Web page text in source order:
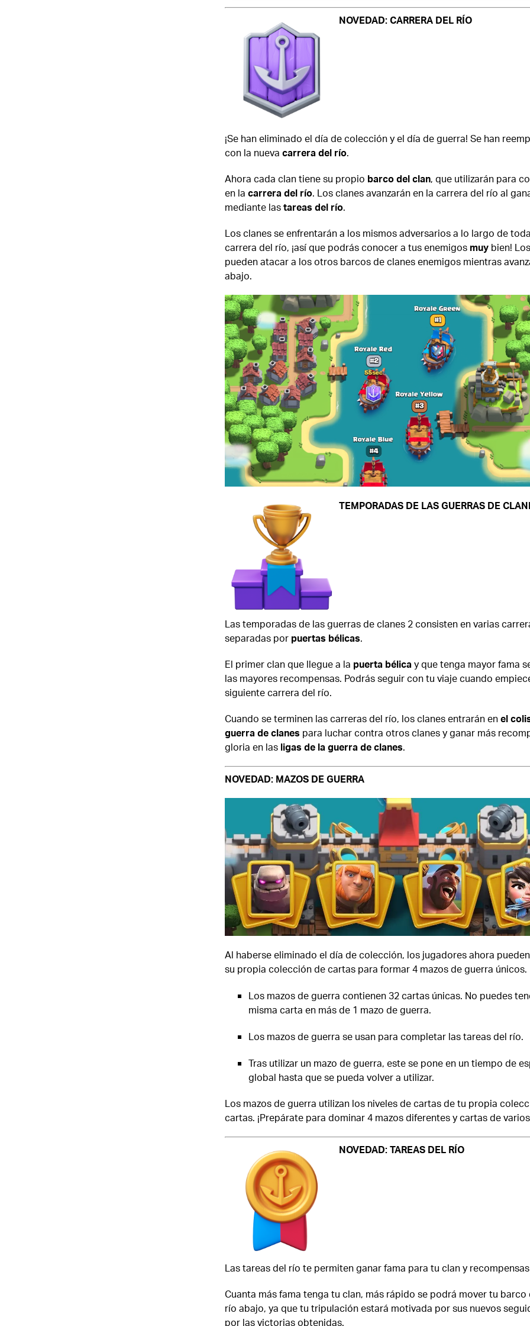
NOVEDAD: CARRERA DEL RÍO
¡Se han eliminado el día de colección y el día de guerra! Se han
con la nueva carrera del río.
Ahora cada clan tiene su propio barco del clan, que utilizarán para
en la carrera del río. Los clanes avanzarán en la carrera del río al
mediante lastareas del río.
Los clanes se enfrentarán a los mismos adversarios a lo largo de
carrera del río, ¡así que podrás conocer a tus enemigos muy bien!
pueden atacar a los otros barcos de clanes enemigos mientras
abajo.
TEMPORADAS DE LAS GUERRAS DE
Las temporadas de las guerras de clanes 2 consisten en varias
separadas por puertas bélicas.
El primer clan que llegue a la puerta bélica y que tenga mayor fama
las mayores recompensas. Podrás seguir con tu viaje cuando
siguiente carrera del río.
Cuando se terminen las carreras del río, los clanes entrarán enel
guerra de clanes para luchar contra otros clanes y ganar más
gloria en las ligas de la guerra de clanes.
NOVEDAD: MAZOS DE GUERRA
Al haberse eliminado el día de colección, los jugadores ahora
su propia colección de cartas para formar 4 mazos de guerra únicos.
Los mazos de guerra contienen 32 cartas únicas. No puedes
misma carta en más de 1 mazo de guerra.
Los mazos de guerra se usan para completar las tareas del río.
Tras utilizar un mazo de guerra, este se pone en un tiempo de
global hasta que se pueda volver a utilizar.
Los mazos de guerra utilizan los niveles de cartas de tu propia
cartas. ¡Prepárate para dominar 4 mazos diferentes y cartas de
NOVEDAD: TAREAS DEL RÍO
Las tareas del río te permiten ganar fama para tu clan y
Cuanta más fama tenga tu clan, más rápido se podrá mover tu barco
río abajo, ya que tu tripulación estará motivada por sus nuevos
por las victorias obtenidas.